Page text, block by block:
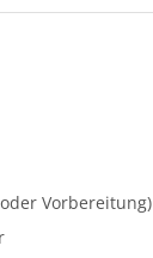
Vorbereitung)